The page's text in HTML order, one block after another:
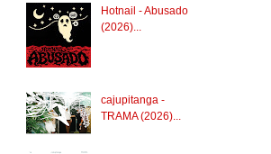
Hotnail - Abusado
(2026)...
cajupitanga -
TRAMA (2026)...